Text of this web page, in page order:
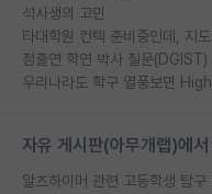
석사생의 고민
정출연 학연 박사 질문(DGIST)
자유 게시판(아무개랩)에
알츠하이머 관련 고등학생 탐구